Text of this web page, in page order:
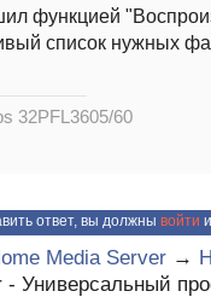
функцией
список нужных
32PFL3605/60
ответ, вы должны войти
Media Server →
- Универсальный